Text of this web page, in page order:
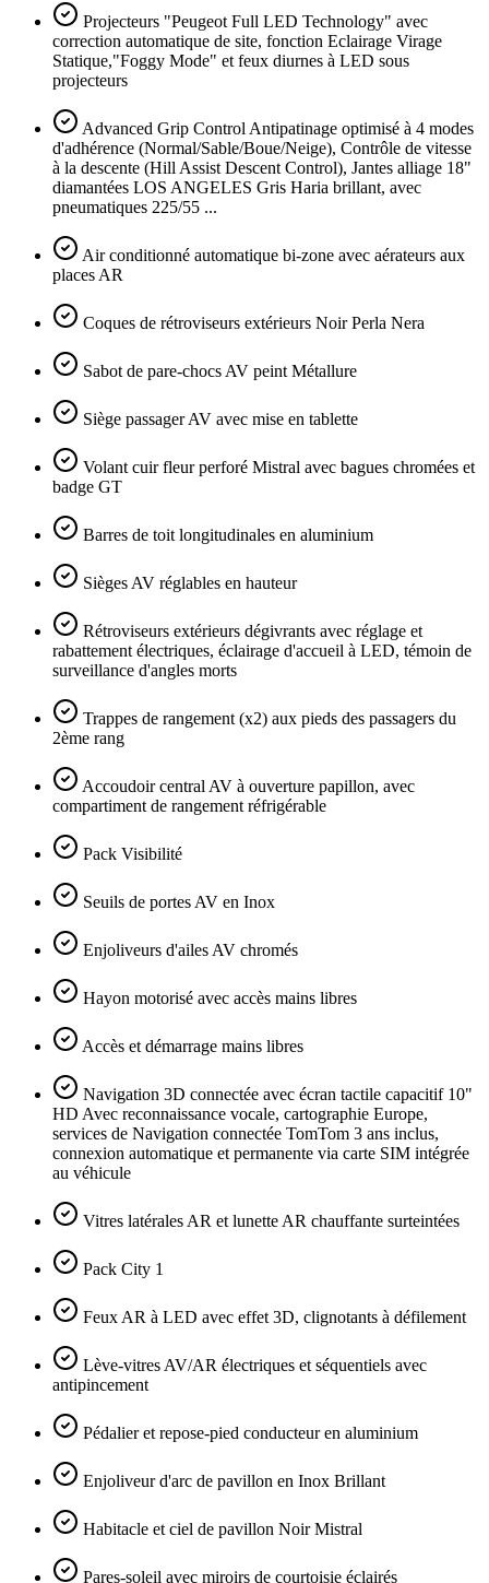
Projecteurs "Peugeot Full LED Technology" avec
correction automatique de site, fonction Eclairage Virage
Statique,"Foggy Mode" et feux diurnes à LED sous
projecteurs
Advanced Grip Control Antipatinage optimisé à 4 modes
d'adhérence (Normal/Sable/Boue/Neige), Contrôle de vitesse
à la descente (Hill Assist Descent Control), Jantes alliage 18"
diamantées LOS ANGELES Gris Haria brillant, avec
pneumatiques 225/55 ...
Air conditionné automatique bi-zone avec aérateurs aux
places AR
Coques de rétroviseurs extérieurs Noir Perla Nera
Sabot de pare-chocs AV peint Métallure
Siège passager AV avec mise en tablette
Volant cuir fleur perforé Mistral avec bagues chromées et
badge GT
Barres de toit longitudinales en aluminium
Sièges AV réglables en hauteur
Rétroviseurs extérieurs dégivrants avec réglage et
rabattement électriques, éclairage d'accueil à LED, témoin de
surveillance d'angles morts
Trappes de rangement (x2) aux pieds des passagers du
2ème rang
Accoudoir central AV à ouverture papillon, avec
compartiment de rangement réfrigérable
Pack Visibilité
Seuils de portes AV en Inox
Enjoliveurs d'ailes AV chromés
Hayon motorisé avec accès mains libres
Accès et démarrage mains libres
Navigation 3D connectée avec écran tactile capacitif 10"
HD Avec reconnaissance vocale, cartographie Europe,
services de Navigation connectée TomTom 3 ans inclus,
connexion automatique et permanente via carte SIM intégrée
au véhicule
Vitres latérales AR et lunette AR chauffante surteintées
Pack City 1
Feux AR à LED avec effet 3D, clignotants à défilement
Lève-vitres AV/AR électriques et séquentiels avec
antipincement
Pédalier et repose-pied conducteur en aluminium
Enjoliveur d'arc de pavillon en Inox Brillant
Habitacle et ciel de pavillon Noir Mistral
Pares-soleil avec miroirs de courtoisie éclairés